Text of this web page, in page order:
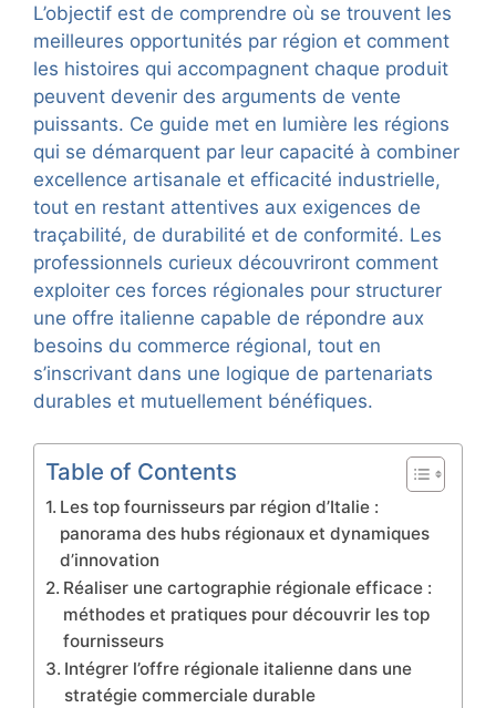
L’objectif est de comprendre où se trouvent les
meilleures opportunités par région et comment
les histoires qui accompagnent chaque produit
peuvent devenir des arguments de vente
puissants. Ce guide met en lumière les régions
qui se démarquent par leur capacité à combiner
excellence artisanale et efficacité industrielle,
tout en restant attentives aux exigences de
traçabilité, de durabilité et de conformité. Les
professionnels curieux découvriront comment
exploiter ces forces régionales pour structurer
une offre italienne capable de répondre aux
besoins du commerce régional, tout en
s’inscrivant dans une logique de partenariats
durables et mutuellement bénéfiques.
Table of Contents
Les top fournisseurs par région d’Italie :
panorama des hubs régionaux et dynamiques
d’innovation
Réaliser une cartographie régionale efficace :
méthodes et pratiques pour découvrir les top
fournisseurs
Intégrer l’offre régionale italienne dans une
stratégie commerciale durable